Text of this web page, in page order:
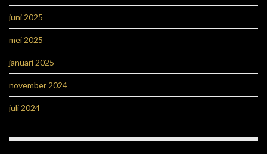
juni 2025
mei 2025
januari 2025
november 2024
juli 2024